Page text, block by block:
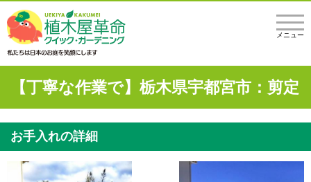
メニュー
【丁寧な作業で】栃木県宇都宮市：剪定
お手入れの詳細